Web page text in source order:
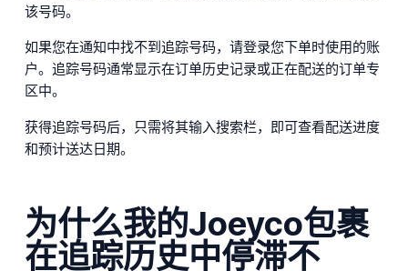
该号码。
如果您在通知中找不到追踪号码，请登录您下单时使用的账
户。追踪号码通常显示在订单历史记录或正在配送的订单专
区中。
获得追踪号码后，只需将其输入搜索栏，即可查看配送进度
和预计送达日期。
为什么我的Joeyco包裹
在追踪历史中停滞不